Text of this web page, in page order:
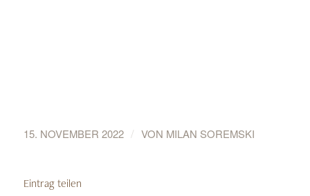
15. NOVEMBER 2022 / VON MILAN SOREMSKI
Eintrag teilen